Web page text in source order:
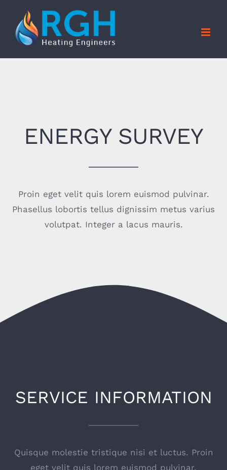
content
ENERGY SURVEY
Proin eget velit quis lorem euismod pulvinar.
Phasellus lobortis tellus dignissim metus varius
volutpat. Integer a lacus mauris.
SERVICE INFORMATION
Quisque molestie tristique nisi et luctus. Proin
eget velit quis lorem euismod pulvinar.